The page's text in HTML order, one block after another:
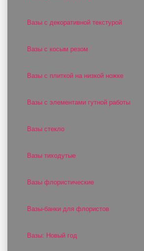
Вазы с декоративной текстурой
Вазы с косым резом
Вазы с плиткой на низкой ножке
Вазы с элементами гутной работы
Вазы стекло
Вазы тиходутые
Вазы флористические
Вазы-банки для флористов
Вазы: Новый год